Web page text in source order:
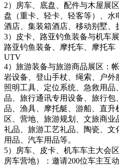
2）房车、底盘、配件与木屋展
盘（重卡、轻卡、轻客等）、
酒店、集装箱酒店、移动别墅、
3）皮卡、路亚钓鱼装备与机车
路亚钓鱼装备、摩托车、摩托车
UTV
4）旅游装备与旅游商品展区：
岩设备、登山手杖、绳索、户外
照明工具、定位系统、急救用品
品、旅行通讯专用设备、旅行包
品、渔具、摩托艇、游船、直
区、营地、旅游规划、文旅商业
礼品、旅游工艺礼品、陶瓷、文
用品、汽车用品等。
5）房车、皮卡、机车车主大会
房车营地）：邀请200位车主互动